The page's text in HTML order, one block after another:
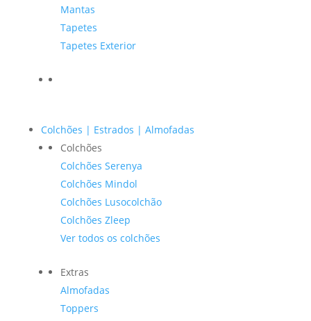
Mantas
Tapetes
Tapetes Exterior
Colchões | Estrados | Almofadas
Colchões
Colchões Serenya
Colchões Mindol
Colchões Lusocolchão
Colchões Zleep
Ver todos os colchões
Extras
Almofadas
Toppers